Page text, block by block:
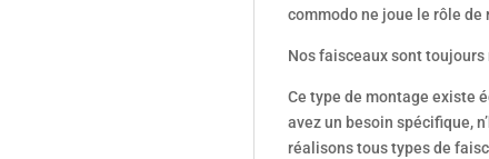
commodo ne joue le rôle de
Nos faisceaux sont
Ce type de montage existe
avez un besoin spécifique,
réalisons tous types de